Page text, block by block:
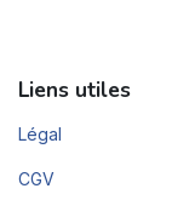
Liens utiles
Légal
CGV